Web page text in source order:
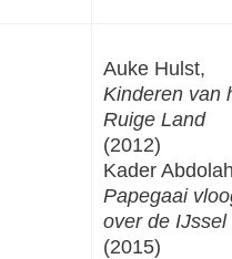
Auke Hulst,
Kinderen van
Ruige Land
(2012)
Kader
Papegaai
over de IJssel
(2015)